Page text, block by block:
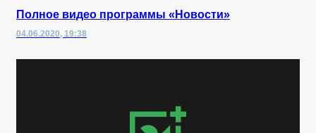
Полное видео программы «Новости»
04.06.2020, 19:38